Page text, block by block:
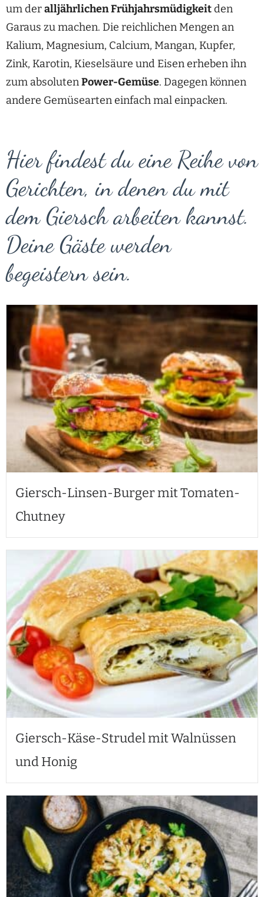
um deralljährlichen Frühjahrsmüdigkeitden
Garaus zu machen. Die reichlichen Mengen an
Kalium, Magnesium, Calcium, Mangan, Kupfer,
Zink, Karotin, Kieselsäure und Eisen erheben ihn
zum absolutenPower-Gemüse. Dagegen können
andere Gemüsearten einfach mal einpacken.
Hier findest du eine Reihe von
Gerichten, in denen du mit
dem Giersch arbeiten kannst.
Deine Gäste werden
begeistern sein.
Giersch-Linsen-Burger mit Tomaten-
Chutney
Giersch-Käse-Strudel mit Walnüssen
und Honig